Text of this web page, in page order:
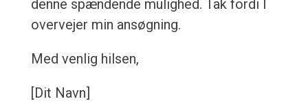
denne spændende mulighed. Tak fordi I
overvejer min ansøgning.
Med venlig hilsen,
[Dit Navn]